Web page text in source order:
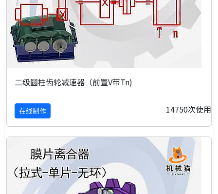
二级圆柱齿轮减速器（前置V带Tn)
在线制作 14750次使用